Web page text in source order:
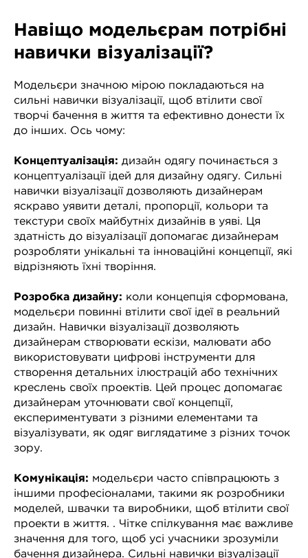
Навіщо модельєрам потрібні
навички візуалізації?
Модельєри значною мірою покладаються на
сильні навички візуалізації, щоб втілити свої
творчі бачення в життя та ефективно донести їх
до інших. Ось чому:
Концептуалізація: дизайн одягу починається з
концептуалізації ідей для дизайну одягу. Сильні
навички візуалізації дозволяють дизайнерам
яскраво уявити деталі, пропорції, кольори та
текстури своїх майбутніх дизайнів в уяві. Ця
здатність до візуалізації допомагає дизайнерам
розробляти унікальні та інноваційні концепції, які
відрізняють їхні творіння.
Розробка дизайну: коли концепція сформована,
модельєри повинні втілити свої ідеї в реальний
дизайн. Навички візуалізації дозволяють
дизайнерам створювати ескізи, малювати або
використовувати цифрові інструменти для
створення детальних ілюстрацій або технічних
креслень своїх проектів. Цей процес допомагає
дизайнерам уточнювати свої концепції,
експериментувати з різними елементами та
візуалізувати, як одяг виглядатиме з різних точок
зору.
Комунікація: модельєри часто співпрацюють з
іншими професіоналами, такими як розробники
моделей, швачки та виробники, щоб втілити свої
проекти в життя. . Чітке спілкування має важливе
значення для того, щоб усі учасники зрозуміли
бачення дизайнера. Сильні навички візуалізації